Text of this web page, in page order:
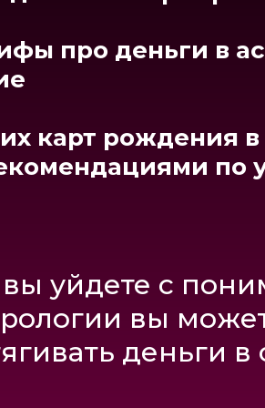
знать о будущем
избежать
денюшки, что
и
подарю
про деньги в
карт рождения
по
вы уйдете с
вы
деньги